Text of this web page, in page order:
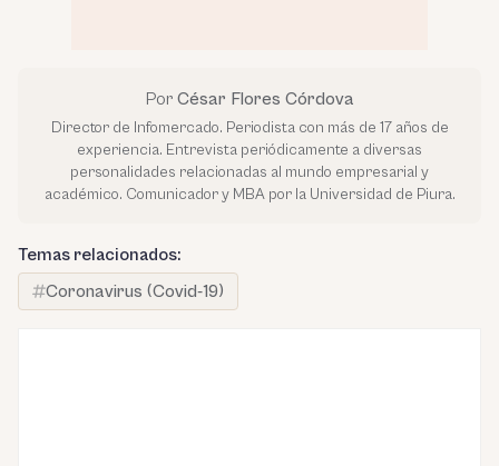
Por César Flores Córdova
Director de Infomercado. Periodista con más de 17 años de
experiencia. Entrevista periódicamente a diversas
personalidades relacionadas al mundo empresarial y
académico. Comunicador y MBA por la Universidad de Piura.
Temas relacionados:
Coronavirus (Covid-19)